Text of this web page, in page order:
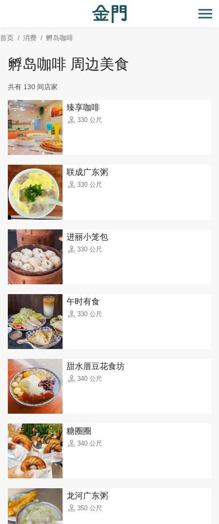
主
要
开
首页 消费 孵岛咖啡
孵岛咖啡 周边美食
共有 130 间店家
臻享咖啡
330 公尺
联成广东粥
330 公尺
进丽小笼包
330 公尺
午时有食
330 公尺
甜水厝豆花食坊
340 公尺
糖圈圈
340 公尺
龙河广东粥
350 公尺